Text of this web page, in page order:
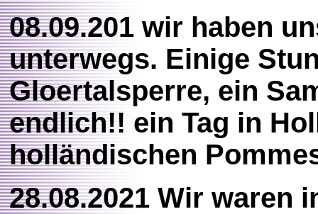
08.09.201 wir haben
unterwegs. Einige
Gloertalsperre, ein
endlich!! ein Tag in
holländischen
28.08.2021 Wir waren